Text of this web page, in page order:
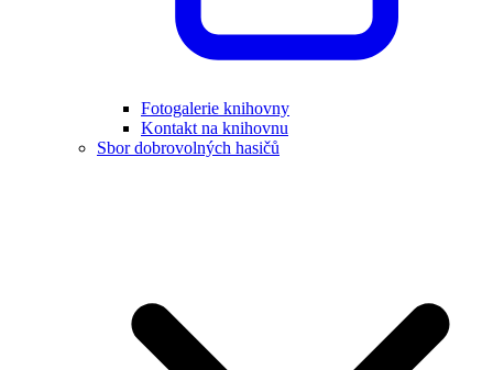
Fotogalerie knihovny
Kontakt na knihovnu
Sbor dobrovolných hasičů